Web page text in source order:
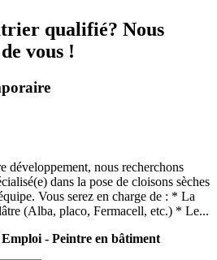
qualifié? Nous
vous !
développement, nous recherchons
dans la pose de cloisons sèches
Vous serez en charge de : * La
(Alba, placo, Fermacell, etc.) * Le...
Emploi - Peintre en bâtiment